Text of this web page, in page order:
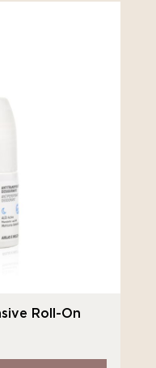
Roll-On